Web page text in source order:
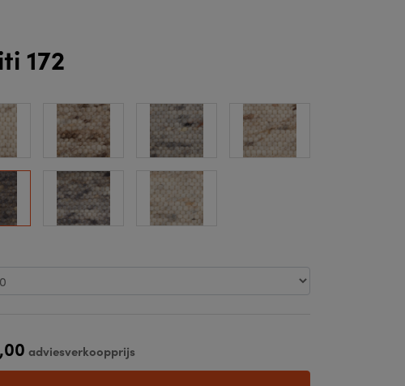
172
adviesverkoopprijs